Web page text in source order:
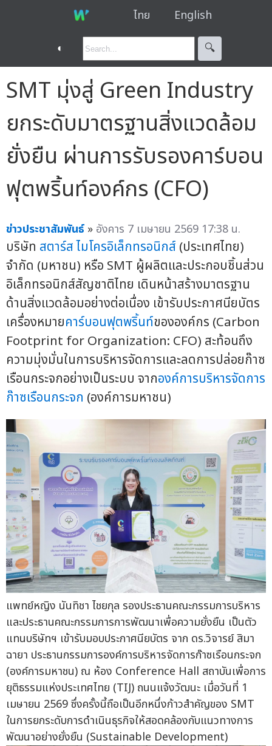
ไทย English
◐ 🔍︎
SMT มุ่งสู่ Green Industry
ยกระดับมาตรฐานสิ่งแวดล้อม
ยั่งยืน ผ่านการรับรองคาร์บอน
ฟุตพริ้นท์องค์กร (CFO)
ข่าวประชาสัมพันธ์ » อังคาร 7 เมษายน 2569 17:38 น.
บริษัท สตาร์ส ไมโครอิเล็กทรอนิกส์ (ประเทศไทย)
จำกัด (มหาชน) หรือ SMT ผู้ผลิตและประกอบชิ้นส่วน
อิเล็กทรอนิกส์สัญชาติไทย เดินหน้าสร้างมาตรฐาน
ด้านสิ่งแวดล้อมอย่างต่อเนื่อง เข้ารับประกาศนียบัตร
เครื่องหมายคาร์บอนฟุตพริ้นท์ขององค์กร (Carbon
Footprint for Organization: CFO) สะท้อนถึง
ความมุ่งมั่นในการบริหารจัดการและลดการปล่อยก๊าซ
เรือนกระจกอย่างเป็นระบบ จากองค์การบริหารจัดการ
ก๊าซเรือนกระจก (องค์การมหาชน)
แพทย์หญิง นันทิชา ไชยกุล รองประธานคณะกรรมการบริหาร
และประธานคณะกรรมการการพัฒนาเพื่อความยั่งยืน เป็นตัว
แทนบริษัทฯ เข้ารับมอบประกาศนียบัตร จาก ดร.วิจารย์ สิมา
ฉายา ประธานกรรมการองค์การบริหารจัดการก๊าซเรือนกระจก
(องค์การมหาชน) ณ ห้อง Conference Hall สถาบันเพื่อการ
ยุติธรรมแห่งประเทศไทย (TIJ) ถนนแจ้งวัฒนะ เมื่อวันที่ 1
เมษายน 2569 ซึ่งครั้งนี้ถือเป็นอีกหนึ่งก้าวสำคัญของ SMT
ในการยกระดับการดำเนินธุรกิจให้สอดคล้องกับแนวทางการ
พัฒนาอย่างยั่งยืน (Sustainable Development)